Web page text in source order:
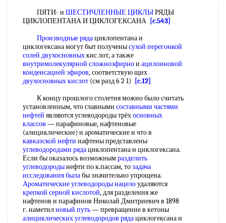
ПЯТИ- и ШЕСТИЧЛЕННЫЕ ЦИКЛЫРЯДЫ
ЦИКЛОПЕНТАНА И ЦИКЛОГЕКСАНА [c.543]
Производные рядациклопентана и
циклогексана могут быт полученысухой перегонкой
солей двухосновныхкис лот, а также
внутримолекулярной сложноэфирнои ацилоиновой
конденсацией эфиров, соответствую щих
двухосновных кислот (см разд 6 2 1)
[c.12]
К концу прошлого столетия можно было считать
установленным, что главными составными частями
нефтей являются углеводороды трёхосновных
классов — парафиновые, нафтеновые
(алициклические) и ароматические и что в
кавказской нефти нафтены представлены
углеводородами рядациклопентана и циклогексана.
Если бы оказалось возможнымразделить
углеводородынефти по к.пассам, тозадача
исследованиябылабы значительно упрощена.
Ароматические углеводородынацелоудаляются
крепкой серной кислотой, для разделения же
нафтенов и парафинов Николай Дмитриевич в 1898
г. наметилновый путь— превращение в кетоны
алициклических углеводородов рядациклогексана и